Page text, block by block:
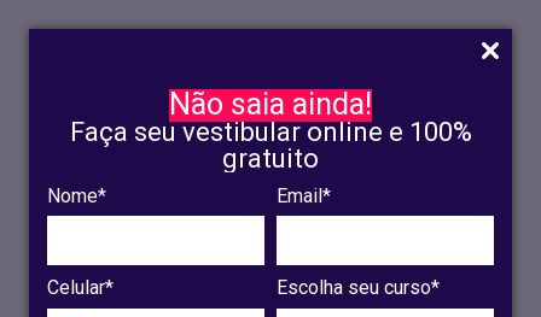
Não saia ainda!
Faça seu vestibular online e 100%
gratuito
Nome* Email*
Celular* Escolha seu curso*
INSCRIÇÃO
OLINDA